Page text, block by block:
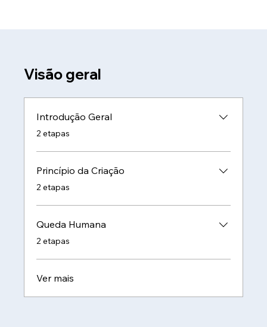
Visão geral
Introdução Geral
.2 etapas
Princípio da Criação
.2 etapas
Queda Humana
.2 etapas
Ver mais